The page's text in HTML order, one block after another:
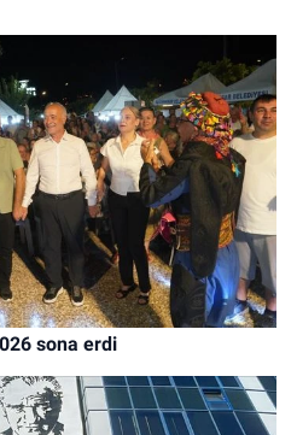
sona erdi